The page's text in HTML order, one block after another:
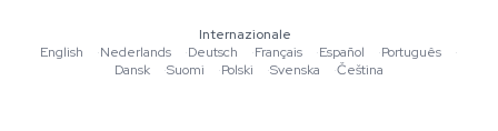
Linee guida editoriali
Strumenti e Calcolatori
Internazionale
English
·Nederlands ·Deutsch ·Français ·Español ·Português
·
Dansk
·Suomi ·Polski ·Svenska ·Čeština